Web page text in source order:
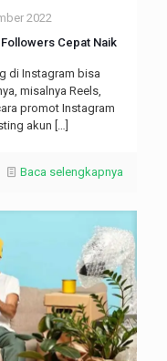
2022
Cepat Naik
di Instagram bisa
misalnya Reels,
promot Instagram
akun
Baca selengkapnya